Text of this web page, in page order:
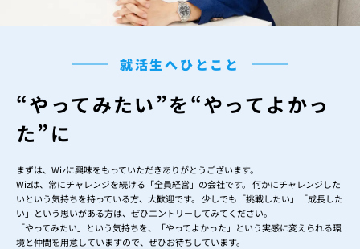
就活生へひとこと
“やってみたい”を“やってよかっ
た”に
まずは、Wizに興味をもっていただきありがとうございます。
Wizは、常にチャレンジを続ける「全員経営」の会社です。 何かにチャレンジした
いという気持ちを持っている方、大歓迎です。 少しでも「挑戦したい」「成長した
い」という思いがある方は、ぜひエントリーしてみてください。
「やってみたい」という気持ちを、「やってよかった」という実感に変えられる環
境と仲間を用意していますので、ぜひお待ちしています。